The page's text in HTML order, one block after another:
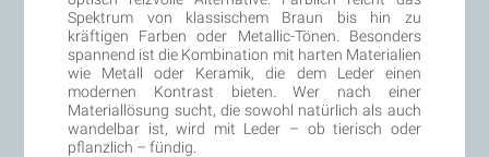
Spektrum von klassischem Braun bis hin zu
kräftigen Farben oder Metallic-Tönen. Besonders
spannend ist die Kombination mit harten Materialien
wie Metall oder Keramik, die dem Leder einen
modernen Kontrast bieten. Wer nach einer
Materiallösung sucht, die sowohl natürlich als auch
wandelbar ist, wird mit Leder – ob tierisch oder
pflanzlich – fündig.